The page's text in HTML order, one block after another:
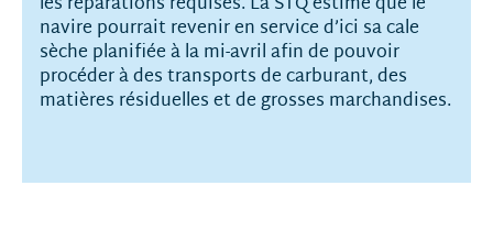
navire pourrait revenir en service d’ici sa cale
sèche planifiée à la mi-avril afin de pouvoir
procéder à des transports de carburant, des
matières résiduelles et de grosses marchandises.